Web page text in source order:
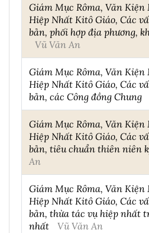
Giám Mục Rôma, Văn Kiện
Hiệp Nhất Kitô Giáo, Các
bản, phối hợp địa phương,
Vũ Văn An
Giám Mục Rôma, Văn Kiện
Hiệp Nhất Kitô Giáo, Các
bản, các Công đồng Chung
Giám Mục Rôma, Văn Kiện
Hiệp Nhất Kitô Giáo, Các
bản, tiêu chuẩn thiên niên
An
Giám Mục Rôma, Văn Kiện
Hiệp Nhất Kitô Giáo, Các
bản, thừa tác vụ hiệp nhất
nhất
Vũ Văn An